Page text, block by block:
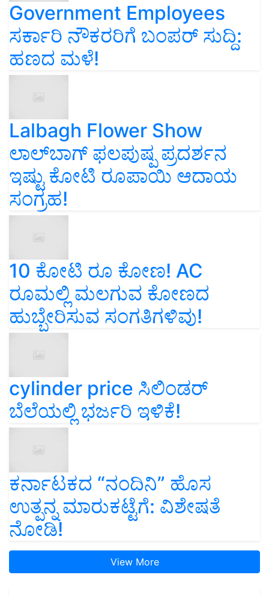
Government Employees
ಸರ್ಕಾರಿ ನೌಕರರಿಗೆ ಬಂಪರ್‌ ಸುದ್ದಿ:
ಹಣದ ಮಳೆ!
Lalbagh Flower Show
ಲಾಲ್‌ಬಾಗ್ ಫಲಪುಷ್ಪ ಪ್ರದರ್ಶನ
ಇಷ್ಟು ಕೋಟಿ ರೂಪಾಯಿ ಆದಾಯ
ಸಂಗ್ರಹ!
10 ಕೋಟಿ ರೂ ಕೋಣ! AC
ರೂಮಲ್ಲಿ ಮಲಗುವ ಕೋಣದ
ಹುಬ್ಬೇರಿಸುವ ಸಂಗತಿಗಳಿವು!
cylinder price ಸಿಲಿಂಡರ್‌
ಬೆಲೆಯಲ್ಲಿ ಭರ್ಜರಿ ಇಳಿಕೆ!
ಕರ್ನಾಟಕದ “ನಂದಿನಿ” ಹೊಸ
ಉತ್ಪನ್ನ ಮಾರುಕಟ್ಟೆಗೆ: ವಿಶೇಷತೆ
ನೋಡಿ!
View More